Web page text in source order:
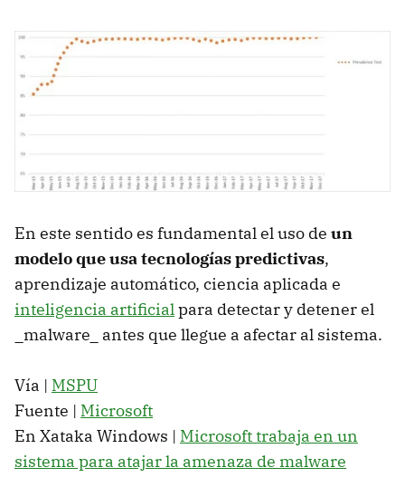
En este sentido es fundamental el uso de un
modelo que usa tecnologías predictivas,
aprendizaje automático, ciencia aplicada e
inteligencia artificialpara detectar y detener el
_malware_ antes que llegue a afectar al sistema.
Vía | MSPU
Fuente | Microsoft
En Xataka Windows | Microsoft trabaja en un
sistema para atajar la amenaza de malware